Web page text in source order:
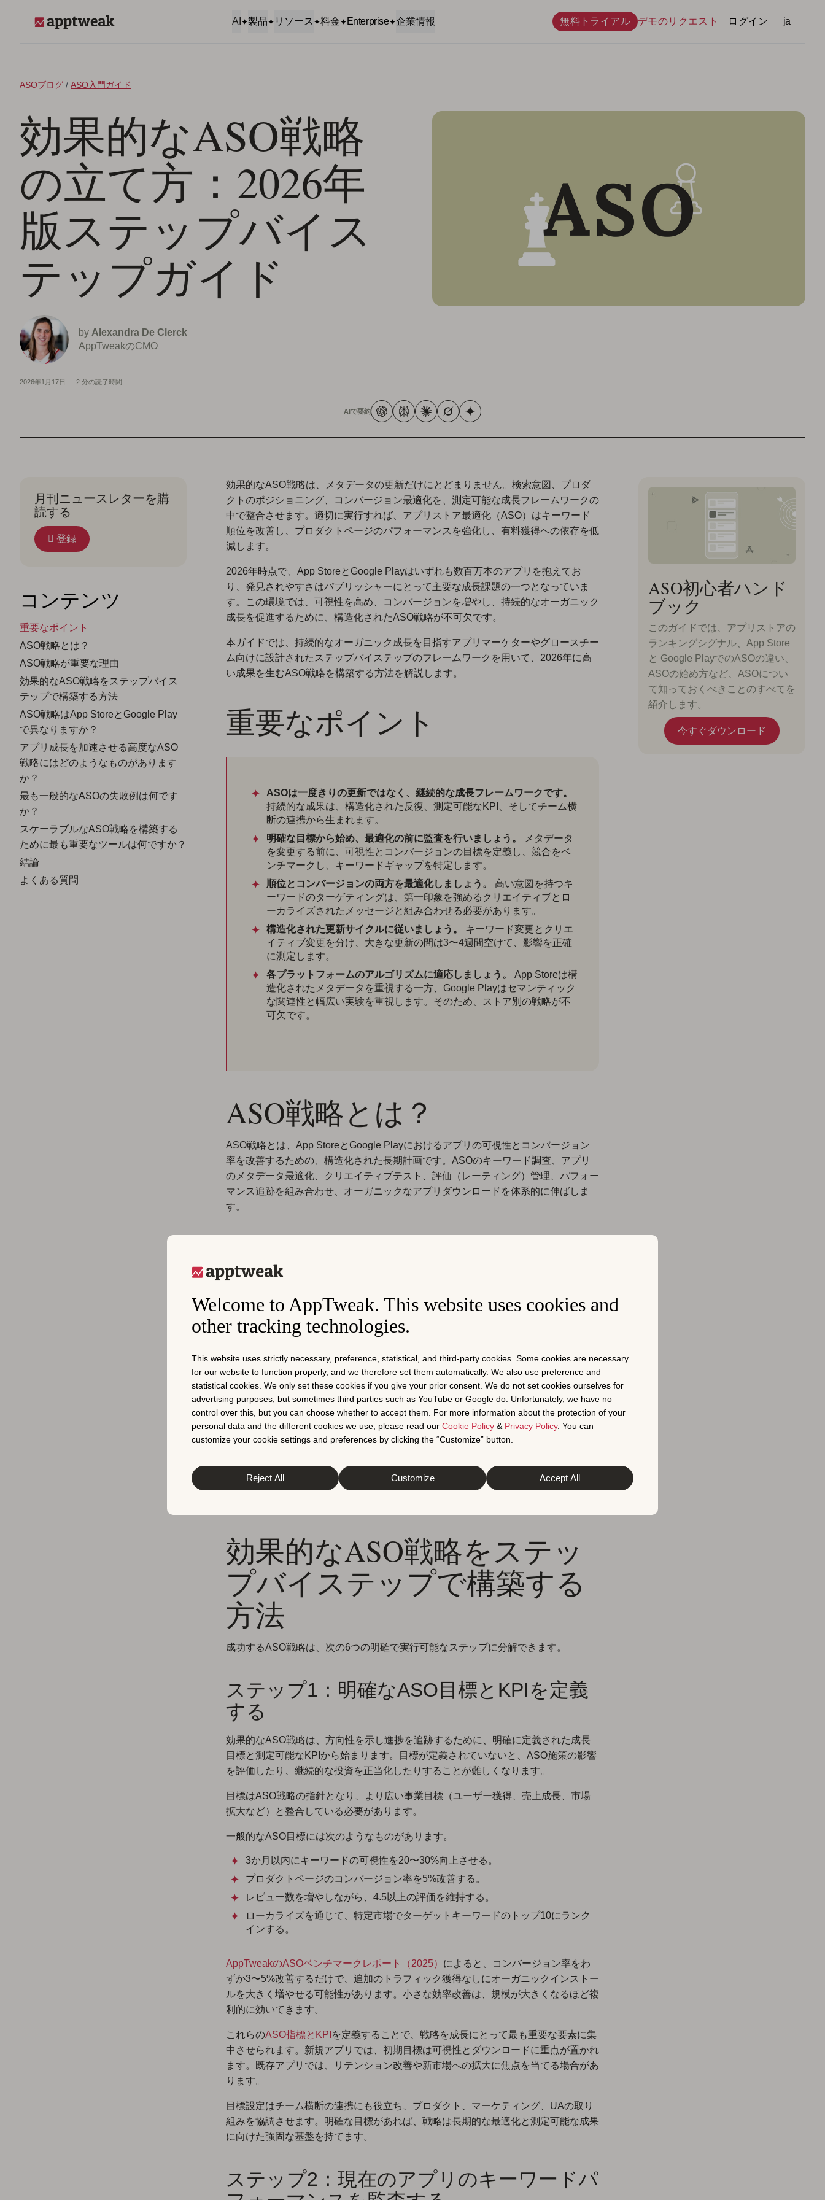
Welcome to AppTweak. This website uses cookies and
other tracking technologies.
This website uses strictly necessary, preference, statistical, and third-party cookies. Some cookies are necessary
for our website to function properly, and we therefore set them automatically. We also use preference and
statistical cookies. We only set these cookies if you give your prior consent. We do not set cookies ourselves for
advertising purposes, but sometimes third parties such as YouTube or Google do. Unfortunately, we have no
control over this, but you can choose whether to accept them. For more information about the protection of your
personal data and the different cookies we use, please read our Cookie Policy & Privacy Policy. You can
customize your cookie settings and preferences by clicking the “Customize” button.
Reject All Customize Accept All
AI 製品 リソース 料金 Enterprise 企業情報 無料トライアル デモのリクエスト ログイン 言語
ja
ASOブログ / ASO入門ガイド
効果的なASO戦略
の立て方：2026年
版ステップバイス
テップガイド
by Alexandra De Clerck
AppTweakのCMO
2026年1月17日 — 2 分の読了時間
AIで要約
月刊ニュースレターを購
読する
登録
コンテンツ
重要なポイント
ASO戦略とは？
ASO戦略が重要な理由
効果的なASO戦略をステップバイス
テップで構築する方法
ASO戦略はApp StoreとGoogle Play
で異なりますか？
アプリ成長を加速させる高度なASO
戦略にはどのようなものがあります
か？
最も一般的なASOの失敗例は何です
か？
スケーラブルなASO戦略を構築する
ために最も重要なツールは何ですか？
結論
よくある質問
効果的なASO戦略は、メタデータの更新だけにとどまりません。検索意図、プロダ
クトのポジショニング、コンバージョン最適化を、測定可能な成長フレームワークの
中で整合させます。適切に実行すれば、アプリストア最適化（ASO）はキーワード
順位を改善し、プロダクトページのパフォーマンスを強化し、有料獲得への依存を低
減します。
2026年時点で、App StoreとGoogle Playはいずれも数百万本のアプリを抱えてお
り、発見されやすさはパブリッシャーにとって主要な成長課題の一つとなっていま
す。この環境では、可視性を高め、コンバージョンを増やし、持続的なオーガニック
成長を促進するために、構造化されたASO戦略が不可欠です。
本ガイドでは、持続的なオーガニック成長を目指すアプリマーケターやグロースチー
ム向けに設計されたステップバイステップのフレームワークを用いて、2026年に高
い成果を生むASO戦略を構築する方法を解説します。
重要なポイント
ASOは一度きりの更新ではなく、継続的な成長フレームワークです。
持続的な成果は、構造化された反復、測定可能なKPI、そしてチーム横
断の連携から生まれます。
明確な目標から始め、最適化の前に監査を行いましょう。
メタデータ
を変更する前に、可視性とコンバージョンの目標を定義し、競合をベ
ンチマークし、キーワードギャップを特定します。
順位とコンバージョンの両方を最適化しましょう。
高い意図を持つキ
ーワードのターゲティングは、第一印象を強めるクリエイティブとロ
ーカライズされたメッセージと組み合わせる必要があります。
構造化された更新サイクルに従いましょう。
キーワード変更とクリエ
イティブ変更を分け、大きな更新の間は3〜4週間空けて、影響を正確
に測定します。
各プラットフォームのアルゴリズムに適応しましょう。
App Storeは構
造化されたメタデータを重視する一方、Google Playはセマンティック
な関連性と幅広い実験を重視します。そのため、ストア別の戦略が不
可欠です。
ASO戦略とは？
ASO戦略とは、App StoreとGoogle Playにおけるアプリの可視性とコンバージョン
率を改善するための、構造化された長期計画です。ASOのキーワード調査、アプリ
のメタデータ最適化、クリエイティブテスト、評価（レーティング）管理、パフォー
マンス追跡を組み合わせ、オーガニックなアプリダウンロードを体系的に伸ばしま
す。
ASO戦略が重要な理由
な更新や推測に頼るのではなく、強固なASO戦略は継続的改善のためのデータドリ
ブンなプロセスを確立します。明確な目標と測定可能な成果があれば、何が有効かを
追跡し、根拠に基づいた意思決定ができます。
競争の激しいカテゴリでは、発見されやすさはアルゴリズムのランキングシグナルと
コンバージョン実績によって制約されます。数百万のアプリが限られた検索可視性を
争う中、構造化された最適化は、任意の施策ではなく測定可能な成長レバーになりま
す。例えばAppTweakのASOベンチマークでは、平均評価が高いアプリほどコンバー
ジョン率ベンチマークで一貫して低評価の競合を上回ることが示されており、評価と
レビュー管理がASOの中核ドライバーであることが分かります。
更新、継続的なモニタリングといった強固な基盤の上に成り立ちます。
効果的なASO戦略をステッ
プバイステップで構築する
方法
成功するASO戦略は、次の6つの明確で実行可能なステップに分解できます。
ステップ1：明確なASO目標とKPIを定義
する
効果的なASO戦略は、方向性を示し進捗を追跡するために、明確に定義された成長
目標と測定可能なKPIから始まります。目標が定義されていないと、ASO施策の影響
を評価したり、継続的な投資を正当化したりすることが難しくなります。
目標はASO戦略の指針となり、より広い事業目標（ユーザー獲得、売上成長、市場
拡大など）と整合している必要があります。
一般的なASO目標には次のようなものがあります。
3か月以内にキーワードの可視性を20〜30%向上させる。
プロダクトページのコンバージョン率を5%改善する。
レビュー数を増やしながら、4.5以上の評価を維持する。
ローカライズを通じて、特定市場でターゲットキーワードのトップ10にランク
インする。
AppTweakのASOベンチマークレポート（2025） によると、コンバージョン率をわ
ずか3〜5%改善するだけで、追加のトラフィック獲得なしにオーガニックインストー
ルを大きく増やせる可能性があります。小さな効率改善は、規模が大きくなるほど複
利的に効いてきます。
これらのASO指標とKPI を定義することで、戦略を成長にとって最も重要な要素に集
中させられます。新規アプリでは、初期目標は可視性とダウンロードに重点が置かれ
ます。既存アプリでは、リテンション改善や新市場への拡大に焦点を当てる場合があ
ります。
目標設定はチーム横断の連携にも役立ち、プロダクト、マーケティング、UAの取り
組みを協調させます。明確な目標があれば、戦略は長期的な最適化と測定可能な成果
に向けた強固な基盤を持てます。
ステップ2：現在のアプリのキーワードパ
ASO初心者ハンド
ブック
このガイドでは、アプリストアの
ランキングシグナル、App Store
と Google PlayでのASOの違い、
ASOの始め方など、ASOについ
て知っておくべきことのすべてを
紹介します。
今すぐダウンロード